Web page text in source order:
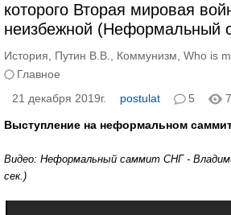
которого Вторая мировая
неизбежной (Неформальный
История Путин В.В. Коммунизм Who is
Главное
21 декабря 2019г.
postulat 5
Выступление на неформальном
Видео: Неформальный саммит СНГ -
сек.)